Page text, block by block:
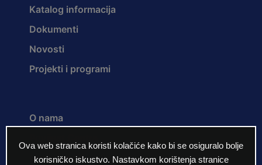
Ova web stranica koristi kolačiće kako bi se osiguralo bolje
korisničko iskustvo. Nastavkom korištenja stranice
Katalog informacija
Dokumenti
Novosti
Projekti i programi
O nama
Misija i vizija